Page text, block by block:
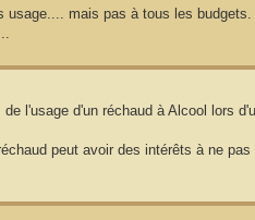
mais pas à tous les
l'usage d'un réchaud à Alcool lors
peut avoir des intérêts à ne